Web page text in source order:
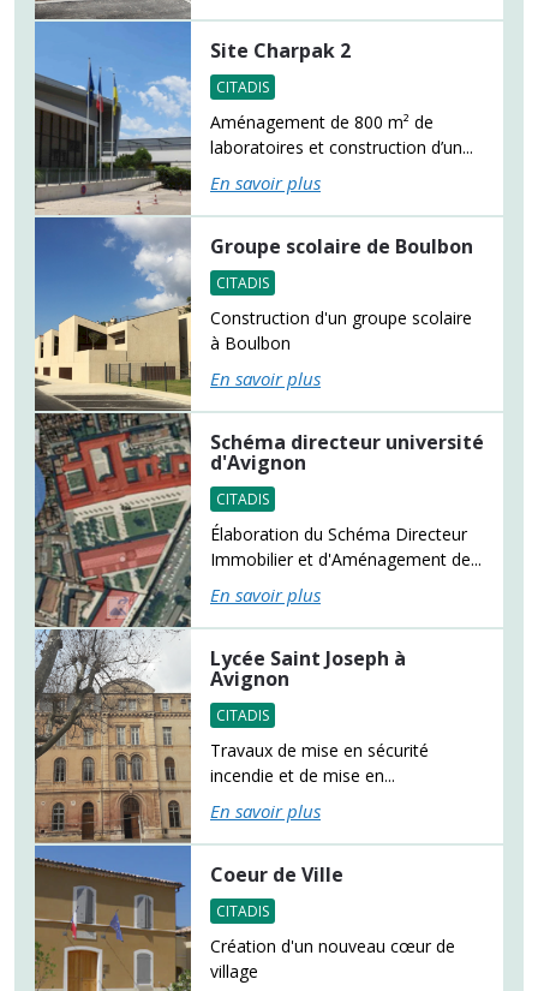
Site Charpak 2
CITADIS
Aménagement de 800 m² de
laboratoires et construction d’un...
En savoir plus
Groupe scolaire de Boulbon
CITADIS
Construction d'un groupe scolaire
à Boulbon
En savoir plus
Schéma directeur université
d'Avignon
CITADIS
Élaboration du Schéma Directeur
Immobilier et d'Aménagement de...
En savoir plus
Lycée Saint Joseph à
Avignon
CITADIS
Travaux de mise en sécurité
incendie et de mise en...
En savoir plus
Coeur de Ville
CITADIS
Création d'un nouveau cœur de
village